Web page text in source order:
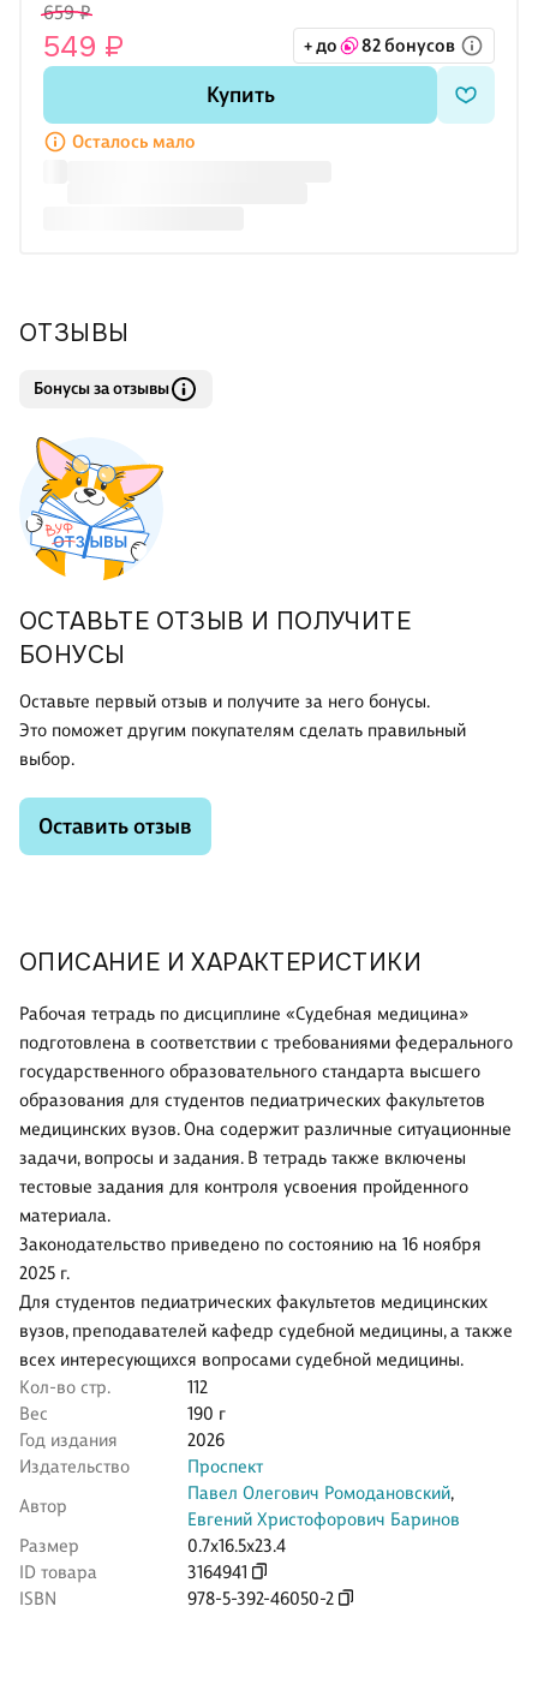
Законодательство приведено по состоянию на 16 ноября
2025 г.
Для студентов педиатрических факультетов медицинских
вузов, преподавателей кафедр судебной медицины, а также
всех интересующихся вопросами судебной медицины.
659 ₽
549 ₽ + до 82 бонусов
Купить
Осталось мало
ОПИСАНИЕ И ХАРАКТЕРИСТИКИ
Рабочая тетрадь по дисциплине «Судебная медицина»
подготовлена в соответствии с требованиями федерального
государственного образовательного стандарта высшего
образования для студентов педиатрических факультетов
медицинских вузов. Она содержит различные ситуационные
задачи, вопросы и задания. В тетрадь также включены
тестовые задания для контроля усвоения пройденного
материала.
Законодательство приведено по состоянию на 16 ноября
2025 г.
Для студентов педиатрических факультетов медицинских
вузов, преподавателей кафедр судебной медицины, а также
всех интересующихся вопросами судебной медицины.
Кол-во стр.
112
Вес
190 г
Год издания
2026
Издательство
Проспект
Автор
Павел Олегович Ромодановский,
Евгений Христофорович Баринов
Размер
0.7x16.5x23.4
ID товара
3164941
ISBN
978-5-392-46050-2
ОТЗЫВЫ
Бонусы за отзывы
ОСТАВЬТЕ ОТЗЫВ И ПОЛУЧИТЕ
БОНУСЫ
Оставьте первый отзыв и получите за него бонусы.
Это поможет другим покупателям сделать правильный
выбор.
Оставить отзыв